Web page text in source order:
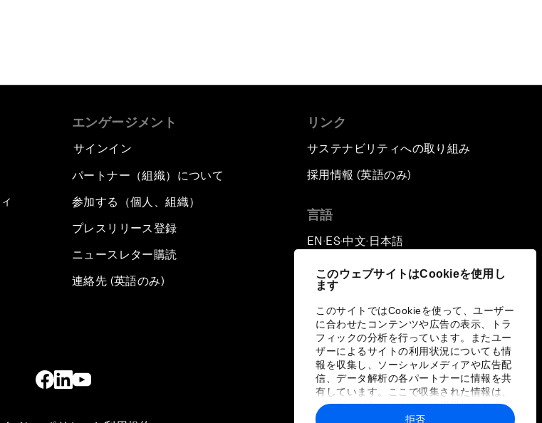
このウェブサイトはCookieを使用し
ます
このサイトではCookieを使って、ユーザー
に合わせたコンテンツや広告の表示、トラ
フィックの分析を行っています。またユー
ザーによるサイトの利用状況についても情
報を収集し、ソーシャルメディアや広告配
信、データ解析の各パートナーに情報を共
有しています。ここで収集された情報は、
ユーザーが各パートナーに提供した他の情
報や各パートナーのサービスを使用した際
拒否
エンゲージメント
サインイン
パートナー（組織）について
参加する（個人、組織）
プレスリリース登録
ニュースレター購読
連絡先 (英語のみ)
リンク
サステナビリティへの取り組み
採用情報 (英語のみ)
言語
EN ▪ ES▪中文▪ 日本語